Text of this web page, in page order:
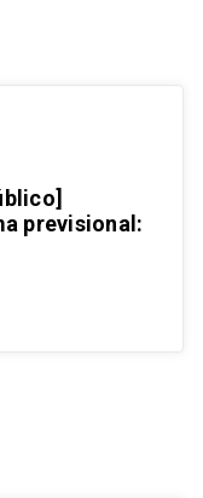
previsional: